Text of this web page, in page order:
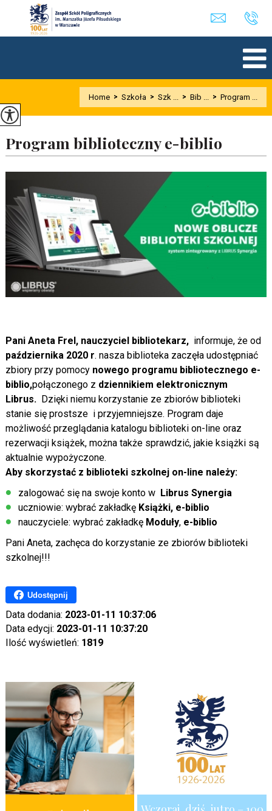
Home > Szkoła > Szk ... > Bib ... > Program ...
Program biblioteczny e-biblio
Pani Aneta Frel, nauczyciel bibliotekarz, informuje, że od
października 2020 r. nasza biblioteka zaczęła udostępniać
zbiory przy pomocy nowego programu bibliotecznego e-
biblio,połączonego z dziennikiem elektronicznym
Librus.Dzięki niemu korzystanie ze zbiorów biblioteki
stanie się prostsze i przyjemniejsze. Program daje
możliwość przeglądania katalogu biblioteki on-line oraz
rezerwacji książek, można także sprawdzić, jakie książki są
aktualnie wypożyczone.
Aby skorzystać z biblioteki szkolnej on-line należy:
zalogować się na swoje konto w Librus Synergia
uczniowie: wybrać zakładkę Książki, e-biblio
nauczyciele: wybrać zakładkę Moduły, e-biblio
Pani Aneta, zachęca do korzystanie ze zbiorów biblioteki
szkolnej!!!
Udostępnij
Data dodania: 2023-01-11 10:37:06
Data edycji: 2023-01-11 10:37:20
Ilość wyświetleń: 1819